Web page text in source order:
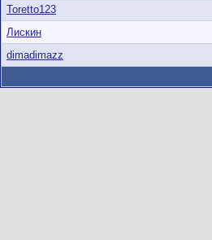
Toretto123
Лискин
dimadimazz